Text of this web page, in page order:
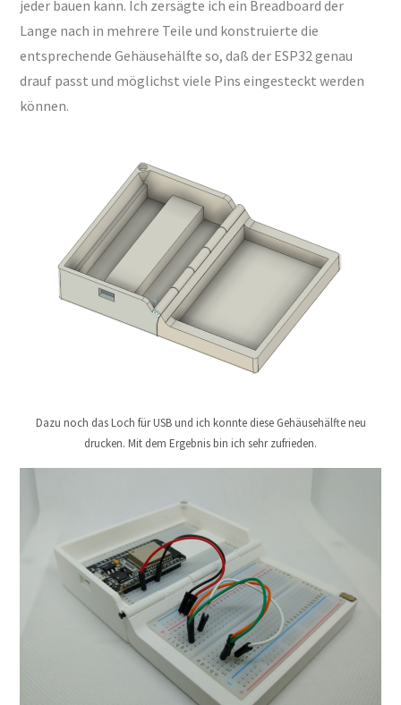
jeder bauen kann. Ich zersägte ich ein Breadboard der
Lange nach in mehrere Teile und konstruierte die
entsprechende Gehäusehälfte so, daß der ESP32 genau
drauf passt und möglichst viele Pins eingesteckt werden
können.
Dazu noch das Loch für USB und ich konnte diese Gehäusehälfte neu
drucken. Mit dem Ergebnis bin ich sehr zufrieden.